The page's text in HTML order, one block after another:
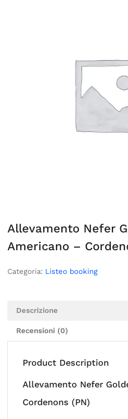
Allevamento Nefer
Americano –
Categoria: Listeo booking
Descrizione
Recensioni (0)
Product Description
Allevamento Nefer
Cordenons (PN)